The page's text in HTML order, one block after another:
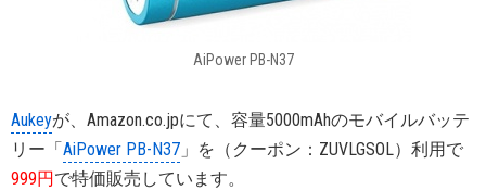
AiPower PB-N37
Aukeyが、Amazon.co.jpにて、容量5000mAhのモバイルバッテ
リー「AiPower PB-N37 」を（クーポン：ZUVLGSOL）利用で
999円で特価販売しています。